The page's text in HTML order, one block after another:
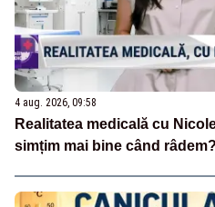
4 aug. 2026, 09:58
Realitatea medicală cu
simțim mai bine când râdem?